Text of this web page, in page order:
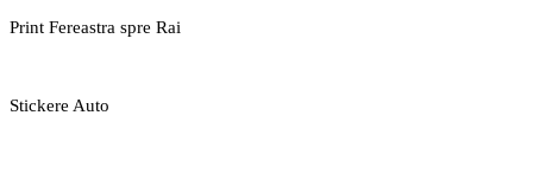
Print Fereastra spre Rai
Stickere Auto